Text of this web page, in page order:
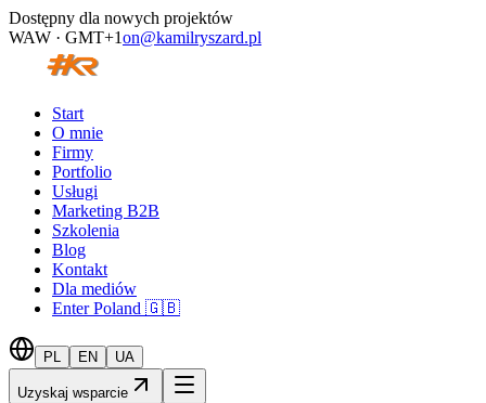
Dostępny dla nowych projektów
WAW · GMT+1on@kamilryszard.pl
Start
O mnie
Firmy
Portfolio
Usługi
Marketing B2B
Szkolenia
Blog
Kontakt
Dla mediów
Enter Poland 🇬🇧
PL EN UA
Uzyskaj wsparcie